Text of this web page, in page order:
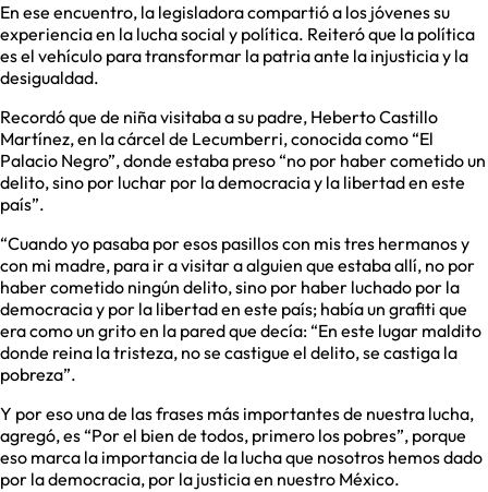
En ese encuentro, la legisladora compartió a los jóvenes su
experiencia en la lucha social y política. Reiteró que la política
es el vehículo para transformar la patria ante la injusticia y la
desigualdad.
Recordó que de niña visitaba a su padre, Heberto Castillo
Martínez, en la cárcel de Lecumberri, conocida como “El
Palacio Negro”, donde estaba preso “no por haber cometido un
delito, sino por luchar por la democracia y la libertad en este
país”.
“Cuando yo pasaba por esos pasillos con mis tres hermanos y
con mi madre, para ir a visitar a alguien que estaba allí, no por
haber cometido ningún delito, sino por haber luchado por la
democracia y por la libertad en este país; había un grafiti que
era como un grito en la pared que decía: “En este lugar maldito
donde reina la tristeza, no se castigue el delito, se castiga la
pobreza”.
Y por eso una de las frases más importantes de nuestra lucha,
agregó, es “Por el bien de todos, primero los pobres”, porque
eso marca la importancia de la lucha que nosotros hemos dado
por la democracia, por la justicia en nuestro México.